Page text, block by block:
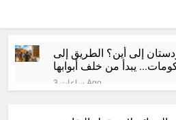
إلى أين؟ الطريق إلى
يبدأ من خلف أبوابها
المغلقة 3 ساعات Ago